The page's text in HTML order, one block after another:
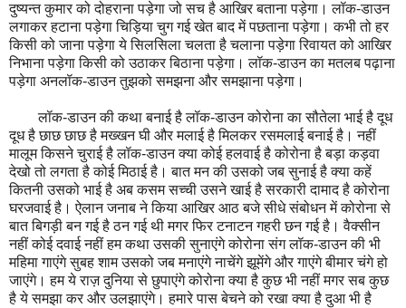
दुष्यन्त कुमार को दोहराना पड़ेगा जो सच है आखिर बताना पड़ेगा। लॉक-डाउन
लगाकर हटाना पड़ेगा चिड़िया चुग गई खेत बाद में पछताना पड़ेगा। कभी तो हर
किसी को जाना पड़ेगा ये सिलसिला चलता है चलाना पड़ेगा रिवायत को आखिर
निभाना पड़ेगा किसी को उठाकर बिठाना पड़ेगा। लॉक-डाउन का मतलब पढ़ाना
पड़ेगा अनलॉक-डाउन तुझको समझना और समझाना पड़ेगा।
लॉक-डाउन की कथा बनाई है लॉक-डाउन कोरोना का सौतेला भाई है दूध
दूध है छाछ छाछ है मख्खन घी और मलाई है मिलकर रसमलाई बनाई है। नहीं
मालूम किसने चुराई है लॉक-डाउन क्या कोई हलवाई है कोरोना है बड़ा कड़वा
देखो तो लगता है कोई मिठाई है। बात मन की उसको जब सुनाई है क्या कहें
कितनी उसको भाई है अब कसम सच्ची उसने खाई है सरकारी दामाद है कोरोना
घरजवाई है। ऐलान जनाब ने किया आखिर आठ बजे सीधे संबोधन में कोरोना से
बात बिगड़ी बन गई है ठन गई थी मगर फिर टनाटन गहरी छन गई है। वैक्सीन
नहीं कोई दवाई नहीं हम कथा उसकी सुनाएंगे कोरोना संग लॉक-डाउन की भी
महिमा गाएंगे सुबह शाम उसको जब मनाएंगे नाचेंगे झूमेंगे और गाएंगे बीमार चंगे हो
जाएंगे। हम ये राज़ दुनिया से छुपाएंगे कोरोना क्या है कुछ भी नहीं मगर सब कुछ
है ये समझा कर और उलझाएंगे। हमारे पास बेचने को रखा क्या है दुआ भी है